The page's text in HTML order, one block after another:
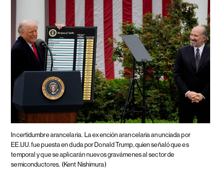
Incertidumbre arancelaria. La exención arancelaria anunciada por
EE.UU. fue puesta en duda por Donald Trump, quien señaló que es
temporal y que se aplicarán nuevos gravámenes al sector de
semiconductores. (Kent Nishimura)